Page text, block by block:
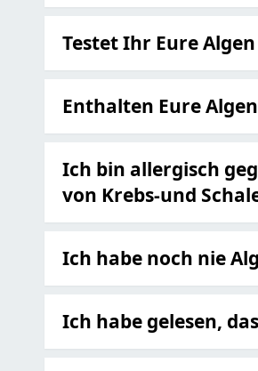
Testet Ihr Eure
Enthalten Eure
Ich bin allergisch
von Krebs-und
Ich habe noch nie
Ich habe gelesen,